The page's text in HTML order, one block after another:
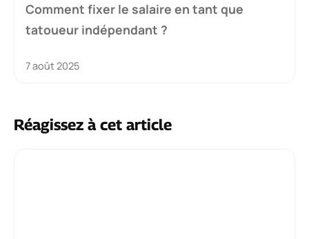
Comment fixer le salaire en tant que
tatoueur indépendant ?
7 août 2025
Réagissez à cet article